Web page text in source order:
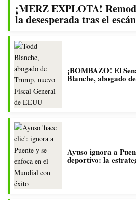
¡MERZ EXPLOTA!
la desesperada tras el
¡BOMBAZO! El
Blanche, abogado
Ayuso ignora a
deportivo: la